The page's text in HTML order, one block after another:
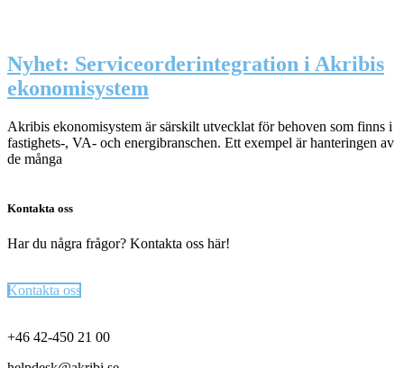
Nyhet: Serviceorderintegration i Akribis
ekonomisystem
Akribis ekonomisystem är särskilt utvecklat för behoven som finns i
fastighets-, VA- och energibranschen. Ett exempel är hanteringen av
de många
Kontakta oss
Har du några frågor? Kontakta oss här!
Kontakta oss
+46 42-450 21 00